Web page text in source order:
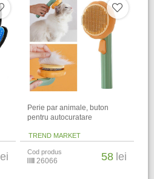
lei
Perie par animale, buton
pentru autocuratare
TREND MARKET
Cod produs
26066 58 lei